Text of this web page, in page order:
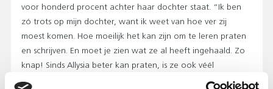
voor honderd procent achter haar dochter staat. “Ik ben
zó trots op mijn dochter, want ik weet van hoe ver zij
moest komen. Hoe moeilijk het kan zijn om te leren praten
en schrijven. En moet je zien wat ze al heeft ingehaald. Zo
knap! Sinds Allysia beter kan praten, is ze ook véél
gelukkiger. Wat ze in de toekomst ook gaat doen, haar